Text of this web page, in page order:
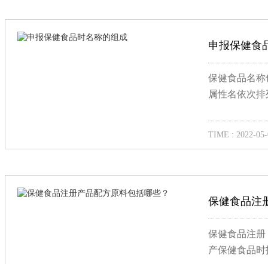
申报保健食
保健食品名
属性名依次
TIME : 2022-
保健食品注
保健食品注
产保健食品